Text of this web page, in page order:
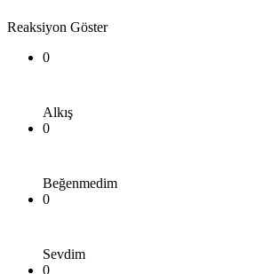
Reaksiyon Göster
0
Alkış
0
Beğenmedim
0
Sevdim
0